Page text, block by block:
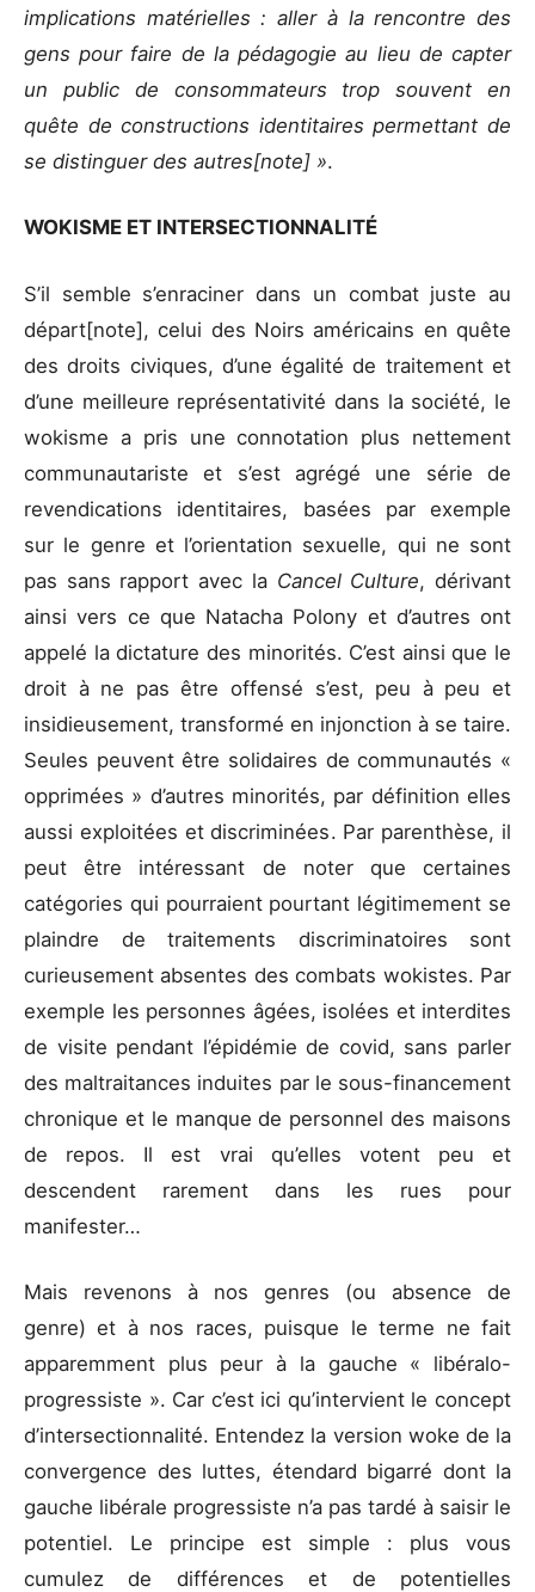
implications matérielles : aller à la rencontre des
gens pour faire de la pédagogie au lieu de capter
un public de consommateurs trop souvent en
quête de constructions identitaires permettant de
se distinguer des autres[note] ».
WOKISME ET INTERSECTIONNALITÉ
S’il semble s’enraciner dans un combat juste au
départ[note], celui des Noirs américains en quête
des droits civiques, d’une égalité de traitement et
d’une meilleure représentativité dans la société, le
wokisme a pris une connotation plus nettement
communautariste et s’est agrégé une série de
revendications identitaires, basées par exemple
sur le genre et l’orientation sexuelle, qui ne sont
pas sans rapport avec la Cancel Culture, dérivant
ainsi vers ce que Natacha Polony et d’autres ont
appelé la dictature des minorités. C’est ainsi que le
droit à ne pas être offensé s’est, peu à peu et
insidieusement, transformé en injonction à se taire.
Seules peuvent être solidaires de communautés «
opprimées » d’autres minorités, par définition elles
aussi exploitées et discriminées. Par parenthèse, il
peut être intéressant de noter que certaines
catégories qui pourraient pourtant légitimement se
plaindre de traitements discriminatoires sont
curieusement absentes des combats wokistes. Par
exemple les personnes âgées, isolées et interdites
de visite pendant l’épidémie de covid, sans parler
des maltraitances induites par le sous-financement
chronique et le manque de personnel des maisons
de repos. Il est vrai qu’elles votent peu et
descendent rarement dans les rues pour
manifester…
Mais revenons à nos genres (ou absence de
genre) et à nos races, puisque le terme ne fait
apparemment plus peur à la gauche « libéralo-
progressiste ». Car c’est ici qu’intervient le concept
d’intersectionnalité. Entendez la version woke de la
convergence des luttes, étendard bigarré dont la
gauche libérale progressiste n’a pas tardé à saisir le
potentiel. Le principe est simple : plus vous
cumulez de différences et de potentielles